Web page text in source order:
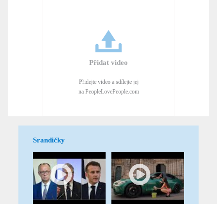
Přidat video
Přidejte video a sdílejte jej
na PeopleLovePeople.com
Srandičky